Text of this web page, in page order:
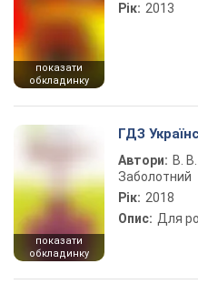
показати
обкладинку
Рік: 2013
показати
обкладинку
ГДЗ
Автори: В.
Заболотний
Рік: 2018
Опис: Для